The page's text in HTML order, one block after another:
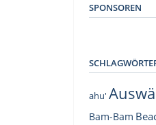
SPONSOREN
ahu'
Bam-Bam